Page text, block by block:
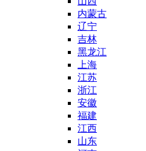
内蒙古
辽宁
吉林
黑龙江
上海
江苏
浙江
安徽
福建
江西
山东